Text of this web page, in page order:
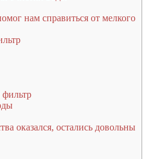
нам справиться от мелкого
оказался, остались довольны